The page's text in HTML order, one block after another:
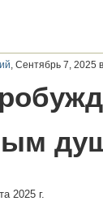
, Сентябрь 7, 2025
2025 г.